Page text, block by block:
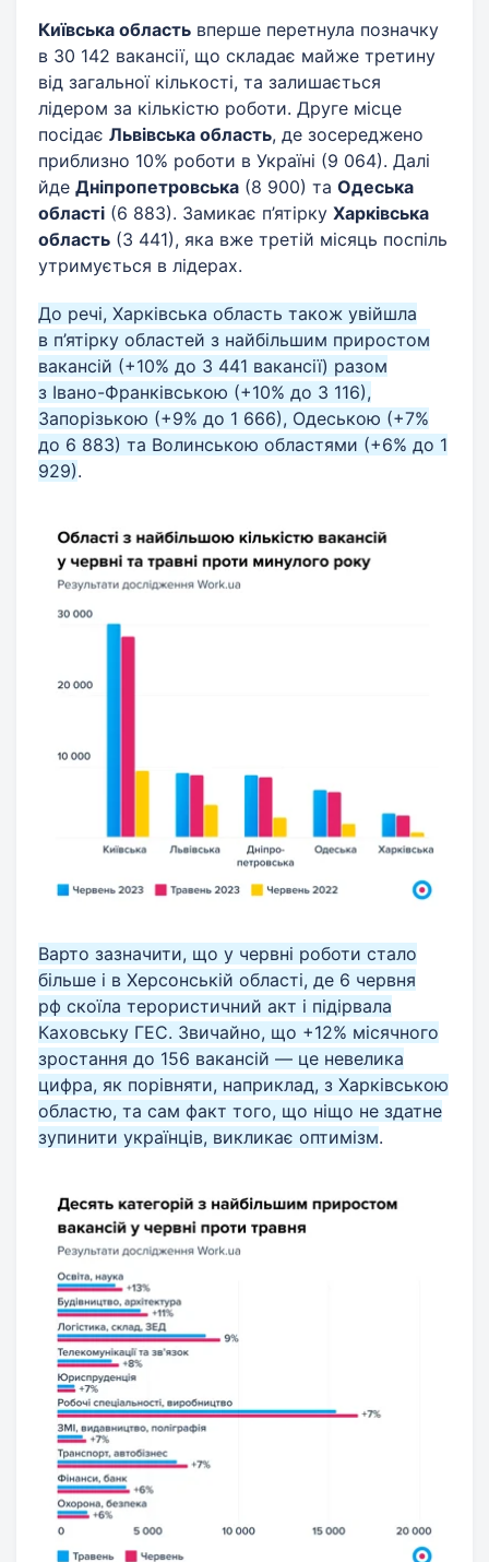
Київська область вперше перетнула позначку
в 30 142 вакансії, що складає майже третину
від загальної кількості, та залишається
лідером за кількістю роботи. Друге місце
посідає Львівська область, де зосереджено
приблизно 10% роботи в Україні (9 064). Далі
йде Дніпропетровська (8 900) та Одеська
області (6 883). Замикає п’ятірку Харківська
область (3 441), яка вже третій місяць поспіль
утримується в лідерах.
До речі, Харківська область також увійшла
в п’ятірку областей з найбільшим приростом
вакансій (+10% до 3 441 вакансії) разом
з Івано-Франківською (+10% до 3 116),
Запорізькою (+9% до 1 666), Одеською (+7%
до 6 883) та Волинською областями (+6% до 1
929).
Варто зазначити, що у червні роботи стало
більше і в Херсонській області, де 6 червня
рф скоїла терористичний акт і підірвала
Каховську ГЕС. Звичайно, що +12% місячного
зростання до 156 вакансій — це невелика
цифра, як порівняти, наприклад, з Харківською
областю, та сам факт того, що ніщо не здатне
зупинити українців, викликає оптимізм.